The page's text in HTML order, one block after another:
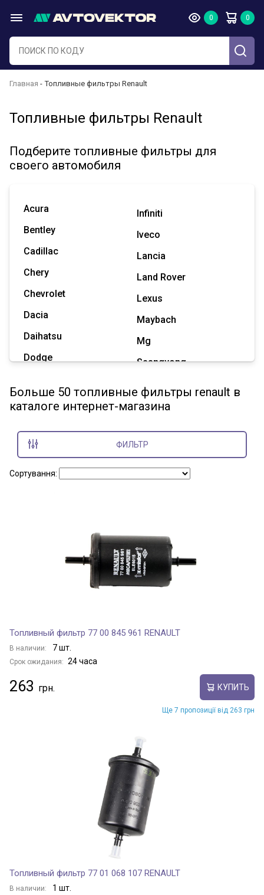
Главная Топливные фильтры Renault
Топливные фильтры Renault
Подберите топливные фильтры для
своего автомобиля
Acura
Bentley
Cadillac
Chery
Chevrolet
Dacia
Daihatsu
Dodge
Great Wall
Hummer
Infiniti
Iveco
Lancia
Land Rover
Lexus
Maybach
Mg
Ssangyong
Tesla
Показать все марки
Больше 50 топливные фильтры renault в
каталоге интернет-магазина
ФИЛЬТР
Сортування:
Топливный фильтр 77 00 845 961 RENAULT
В наличии: 7 шт.
Срок ожидания: 24 часа
263 КУПИТЬ
Ще 7 пропозиції від 263 грн
Топливный фильтр 77 01 068 107 RENAULT
В наличии: 1 шт.